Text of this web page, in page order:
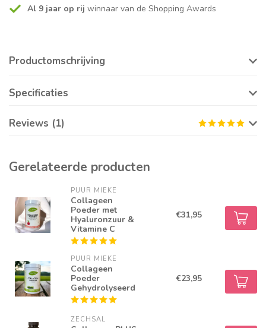
Al 9 jaar op rij winnaar van de Shopping Awards
Productomschrijving
Specificaties
Reviews (1)
Gerelateerde producten
PUUR MIEKE
Collageen
Poeder met
Hyaluronzuur &
Vitamine C
€31,95
PUUR MIEKE
Collageen
Poeder
Gehydrolyseerd
€23,95
ZECHSAL